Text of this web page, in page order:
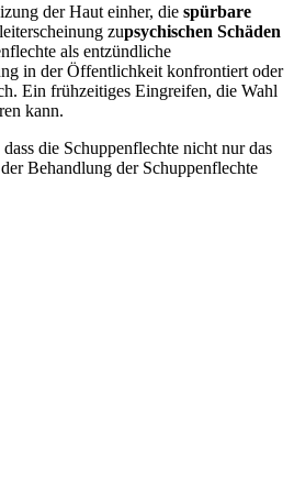
der Haut einher, die spürbare
zupsychischen Schäden
als entzündliche
in der Öffentlichkeit konfrontiert oder
Ein frühzeitiges Eingreifen, die Wahl
kann.
die Schuppenflechte nicht nur das
Behandlung der Schuppenflechte